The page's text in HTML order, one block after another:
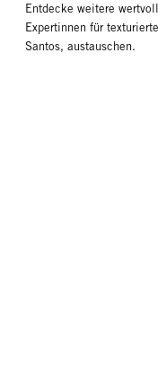
Entdecke weitere
Expertinnen für
Santos, austauschen.